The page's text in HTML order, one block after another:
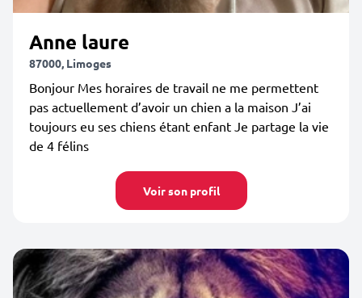
Anne laure
87000, Limoges
Bonjour Mes horaires de travail ne me permettent
pas actuellement d’avoir un chien a la maison J’ai
toujours eu ses chiens étant enfant Je partage la vie
de 4 félins
Voir son profil